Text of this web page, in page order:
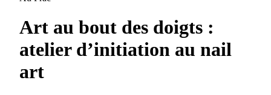
Art au bout des doigts :
atelier d’initiation au nail
art